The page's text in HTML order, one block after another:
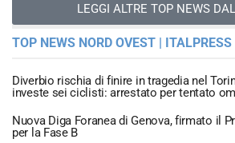
LEGGI ALTRE TOP NEWS
TOP NEWS NORD OVEST | ITALPRESS
Diverbio rischia di finire in tragedia nel
investe sei ciclisti: arrestato per tentato
Nuova Diga Foranea di Genova, firmato il
per la Fase B